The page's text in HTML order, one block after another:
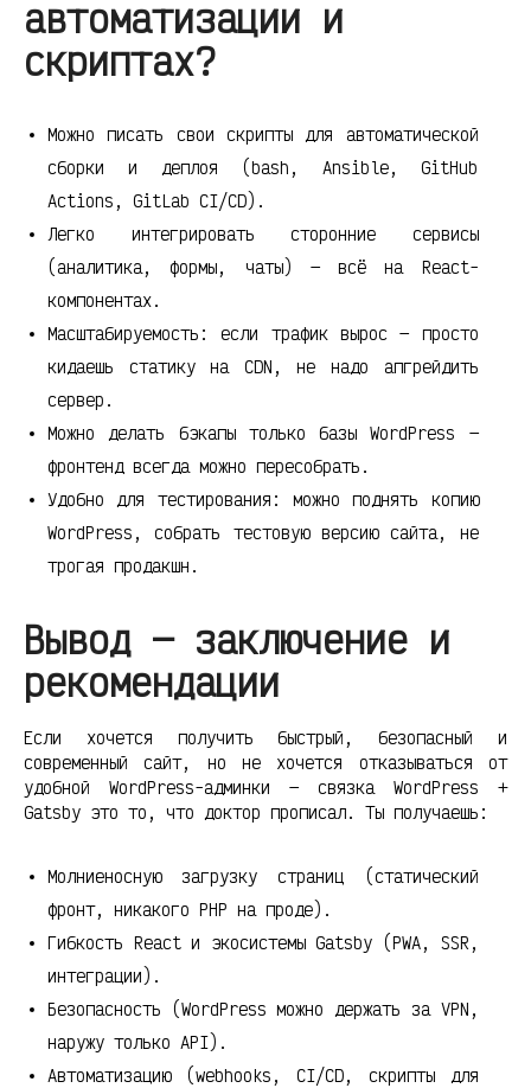
автоматизации и
скриптах?
Можно писать свои скрипты для автоматической
сборки и деплоя (bash, Ansible, GitHub
Actions, GitLab CI/CD).
Легко интегрировать сторонние сервисы
(аналитика, формы, чаты) — всё на React-
компонентах.
Масштабируемость: если трафик вырос — просто
кидаешь статику на CDN, не надо апгрейдить
сервер.
Можно делать бэкапы только базы WordPress —
фронтенд всегда можно пересобрать.
Удобно для тестирования: можно поднять копию
WordPress, собрать тестовую версию сайта, не
трогая продакшн.
Вывод — заключение и
рекомендации
Если хочется получить быстрый, безопасный и
современный сайт, но не хочется отказываться от
удобной WordPress-админки — связка WordPress +
Gatsby это то, что доктор прописал. Ты получаешь:
Молниеносную загрузку страниц (статический
фронт, никакого PHP на проде).
Гибкость React и экосистемы Gatsby (PWA, SSR,
интеграции).
Безопасность (WordPress можно держать за VPN,
наружу только API).
Автоматизацию (webhooks, CI/CD, скрипты для